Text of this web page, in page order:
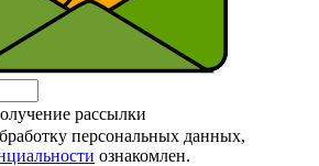
рассылки
персональных данных,
ознакомлен.